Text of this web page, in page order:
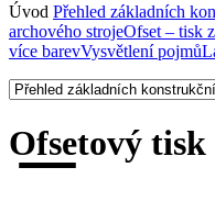
Úvod Přehled základních
archového strojeOfset – tisk
více barevVysvětlení pojmů
Ofsetový tisk
_